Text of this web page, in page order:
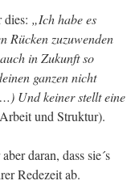
„Ich habe es
Rücken zuzuwenden
in Zukunft so
ganzen nicht
Und keiner stellt eine
und Struktur).
daran, dass sie´s
Redezeit ab.